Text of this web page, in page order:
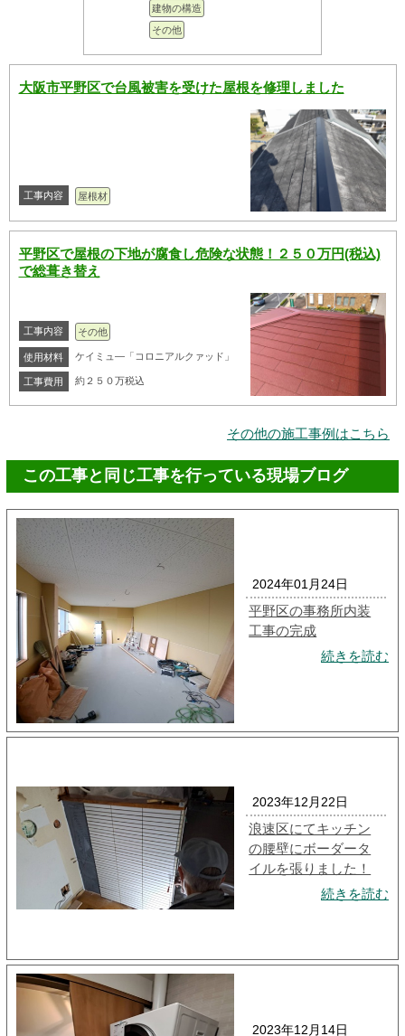
建物の構造
その他
大阪市平野区で台風被害を受けた屋根を修理しました
工事内容 屋根材
平野区で屋根の下地が腐食し危険な状態！２５０万円(税込)
で総葺き替え
工事内容 その他
使用材料 ケイミュ―「コロニアルクァッド」
工事費用 約２５０万税込
その他の施工事例はこちら
この工事と同じ工事を行っている現場ブログ
2024年01月24日
平野区の事務所内装
工事の完成
続きを読む
2023年12月22日
浪速区にてキッチン
の腰壁にボーダータ
イルを張りました！
続きを読む
2023年12月14日